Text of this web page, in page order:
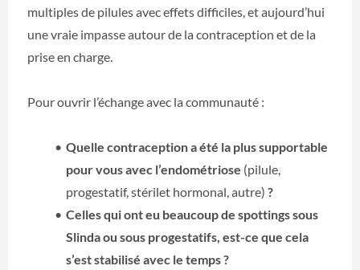
multiples de pilules avec effets difficiles, et aujourd’hui
une vraie impasse autour de la contraception et de la
prise en charge.
Pour ouvrir l’échange avec la communauté :
Quelle contraception a été la plus supportable
pour vous avec l’endométriose (pilule,
progestatif, stérilet hormonal, autre) ?
Celles qui ont eu beaucoup de spottings sous
Slinda ou sous progestatifs, est-ce que cela
s’est stabilisé avec le temps ?